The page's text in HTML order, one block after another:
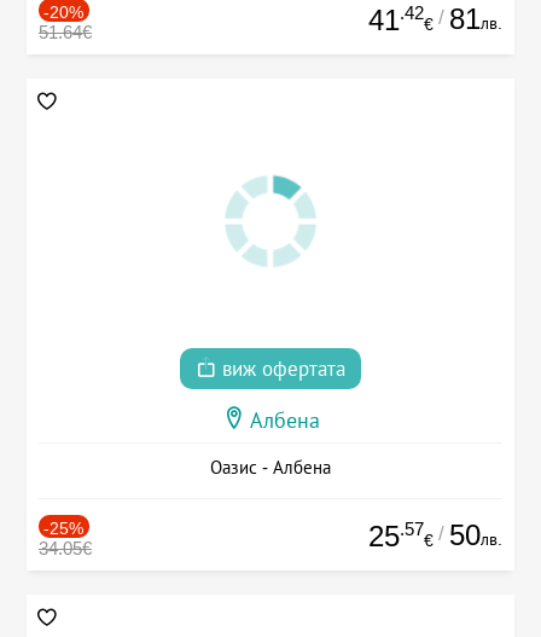
-20%
51.64€ 41.42
€ / 81лв.
виж офертата
Албена
Оазис - Албена
-25%
34.05€ 25.57
€ / 50лв.